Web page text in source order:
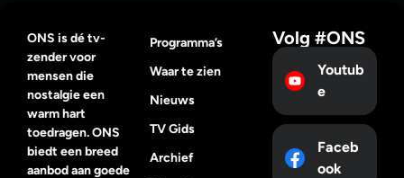
ONS is dé tv-
zender voor
mensen die
nostalgie een
warm hart
toedragen. ONS
biedt een breed
aanbod aan goede
Programma’s
Waar te zien
Nieuws
TV Gids
Archief
Volg #ONS
Youtub
e
Faceb
ook